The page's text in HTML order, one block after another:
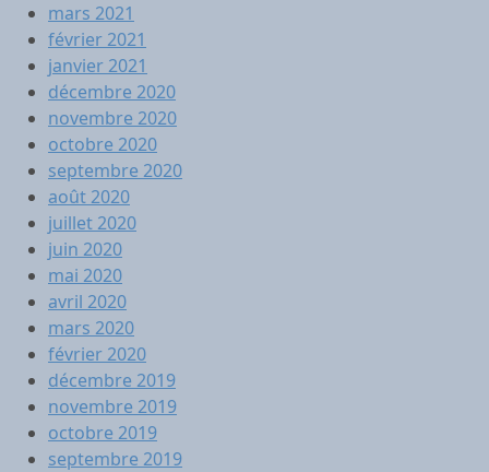
mars 2021
février 2021
janvier 2021
décembre 2020
novembre 2020
octobre 2020
septembre 2020
août 2020
juillet 2020
juin 2020
mai 2020
avril 2020
mars 2020
février 2020
décembre 2019
novembre 2019
octobre 2019
septembre 2019